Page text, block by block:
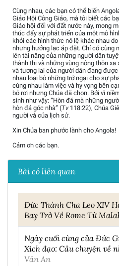
Cùng nhau, các bạn có thể biến
Giáo Hội Công Giáo, mà tôi biết các
Giáo hội đối với đất nước này, mong
thúc đẩy sự phát triển của một mô
khỏi các hình thức nô lệ khác nhau
nhưng hưởng lạc áp đặt. Chỉ có cùng
lên tài năng của những người dân
thành thị và những vùng nông thôn
và tương lai của người dân đang
nhau loại bỏ những trở ngại cho sự
cùng nhau làm việc và hy vọng bên
bỏ rơi nhưng Chúa đã chọn. Bởi vì
sinh như vậy: “Hòn đá mà những
hòn đá góc nhà” (Tv118:22), Chúa
người và của lịch sử.
Xin Chúa ban phước lành cho Angola!
Cảm ơn các bạn.
Bài có liên quan
Đức Thánh Cha Leo XIV
Bay Trở Về Rome Từ
Ngày cuối cùng của Đức
Xích đạo: Câu chuyện về
Văn An